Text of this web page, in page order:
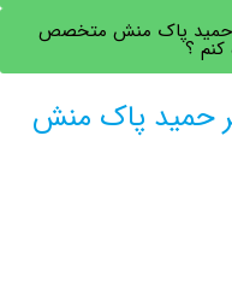
پاک منش متخصص
پاک منش